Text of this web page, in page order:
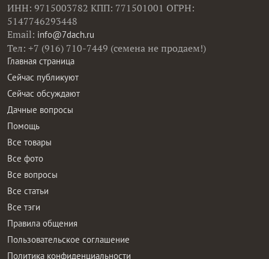
ИНН: 9715003782 КПП: 771501001 ОГРН:
5147746293448
Email: info@7dach.ru
Тел: +7 (916) 710-7449 (семена не продаем!)
Главная страница
Сейчас публикуют
Сейчас обсуждают
Дачные вопросы
Помощь
Все товары
Все фото
Все вопросы
Все статьи
Все тэги
Правила общения
Пользовательское соглашение
Политика конфиденциальности